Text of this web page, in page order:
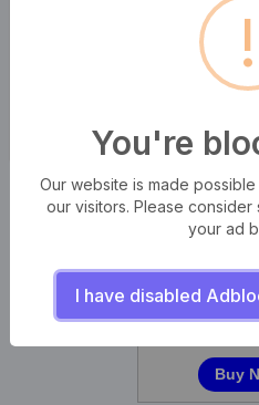
Encontrar ID de Facebook
Búsqueda de dirección IP
Cuál es mi IP
!
You're
Our website is made
our visitors. Please
your ad
I have disabled